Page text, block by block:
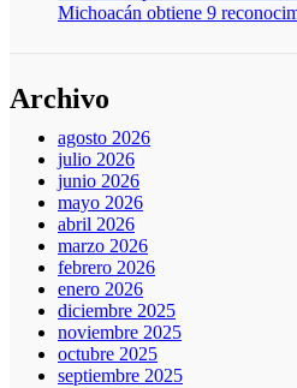
Michoacán obtiene 9
Archivo
agosto 2026
julio 2026
junio 2026
mayo 2026
abril 2026
marzo 2026
febrero 2026
enero 2026
diciembre 2025
noviembre 2025
octubre 2025
septiembre 2025